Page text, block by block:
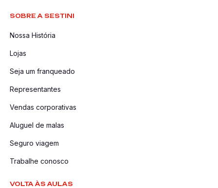
SOBRE A SESTINI
Nossa História
Lojas
Seja um franqueado
Representantes
Vendas corporativas
Aluguel de malas
Seguro viagem
Trabalhe conosco
VOLTA ÀS AULAS